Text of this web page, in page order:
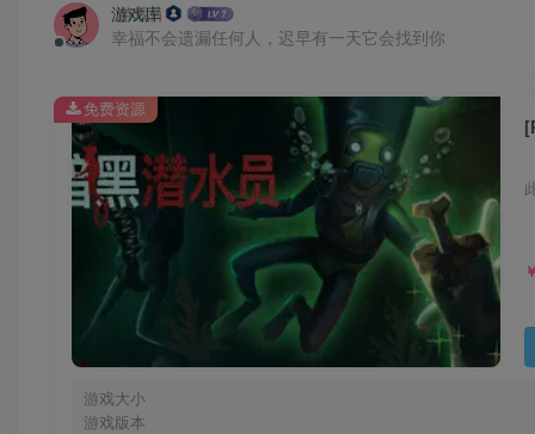
游戏库
幸福不会遗漏任何人，迟早有一天它会找到你
游戏大小
游戏版本
免费资源